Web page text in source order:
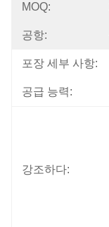
MOQ:
공항:
포장 세부 사항:
공급 능력:
강조하다: